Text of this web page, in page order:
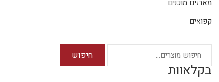
מארזים מוכנים
קפואים
חיפוש
בקלאוות